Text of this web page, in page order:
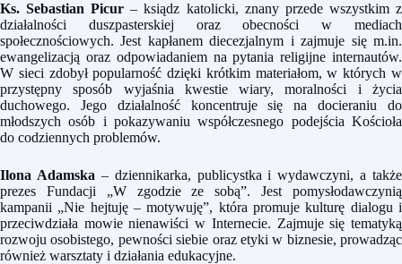
Ks. Sebastian Picur – ksiądz katolicki, znany przede wszystkim z
działalności duszpasterskiej oraz obecności w mediach
społecznościowych. Jest kapłanem diecezjalnym i zajmuje się m.in.
ewangelizacją oraz odpowiadaniem na pytania religijne internautów.
W sieci zdobył popularność dzięki krótkim materiałom, w których w
przystępny sposób wyjaśnia kwestie wiary, moralności i życia
duchowego. Jego działalność koncentruje się na docieraniu do
młodszych osób i pokazywaniu współczesnego podejścia Kościoła
do codziennych problemów.
Ilona Adamska – dziennikarka, publicystka i wydawczyni, a także
prezes Fundacji „W zgodzie ze sobą”. Jest pomysłodawczynią
kampanii „Nie hejtuję – motywuję”, która promuje kulturę dialogu i
przeciwdziała mowie nienawiści w Internecie. Zajmuje się tematyką
rozwoju osobistego, pewności siebie oraz etyki w biznesie, prowadząc
również warsztaty i działania edukacyjne.